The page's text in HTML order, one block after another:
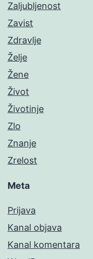
Zaljubljenost
Zavist
Zdravlje
Želje
Žene
Život
Životinje
Zlo
Znanje
Zrelost
Meta
Prijava
Kanal objava
Kanal komentara